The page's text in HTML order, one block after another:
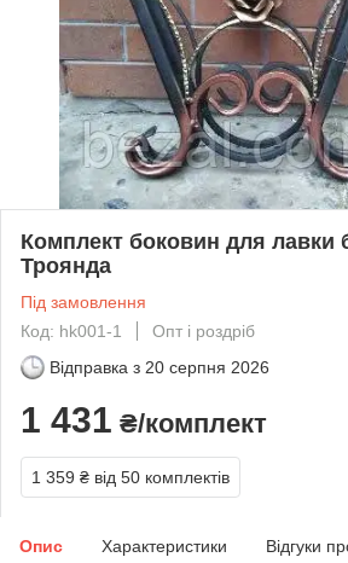
Комплект боковин для лавки
Троянда
Під замовлення
Код: hk001-1
Опт і роздріб
Відправка з 20 серпня 2026
1 431 ₴/комплект
1 359 ₴ від 50 комплектів
Опис Характеристики Відгуки